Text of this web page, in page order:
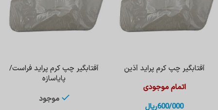
آفتابگیر چپ کرم پراید آذین
اتمام موجودی
600/000ریال
آفتابگیر چپ کرم پراید فراست/
پایاسازه
موجود